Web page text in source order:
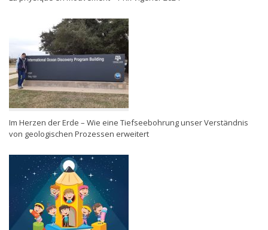
Im Herzen der Erde – Wie eine Tiefseebohrung unser Verständnis
von geologischen Prozessen erweitert